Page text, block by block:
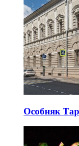
Особняк